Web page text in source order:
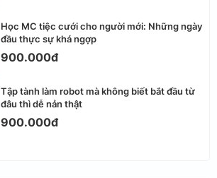
Học MC tiệc cưới cho người mới: Những ngày
đầu thực sự khá ngợp
900.000đ
Tập tành làm robot mà không biết bắt đầu từ
đâu thì dễ nản thật
900.000đ